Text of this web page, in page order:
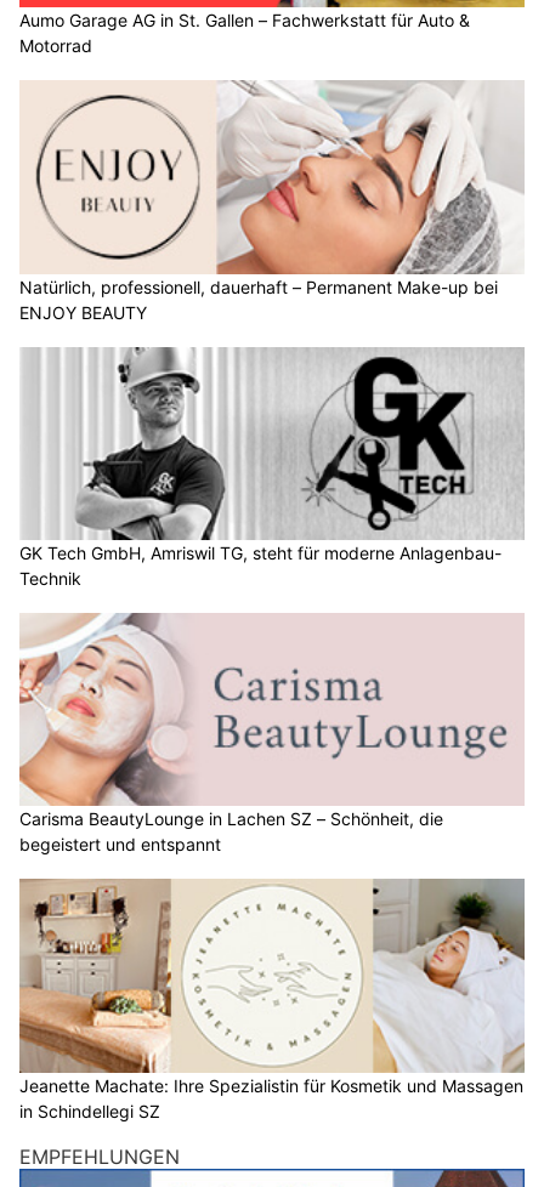
Aumo Garage AG in St. Gallen – Fachwerkstatt für Auto &
Motorrad
Natürlich, professionell, dauerhaft – Permanent Make-up bei
ENJOY BEAUTY
GK Tech GmbH, Amriswil TG, steht für moderne Anlagenbau-
Technik
Carisma BeautyLounge in Lachen SZ – Schönheit, die
begeistert und entspannt
Jeanette Machate: Ihre Spezialistin für Kosmetik und Massagen
in Schindellegi SZ
EMPFEHLUNGEN